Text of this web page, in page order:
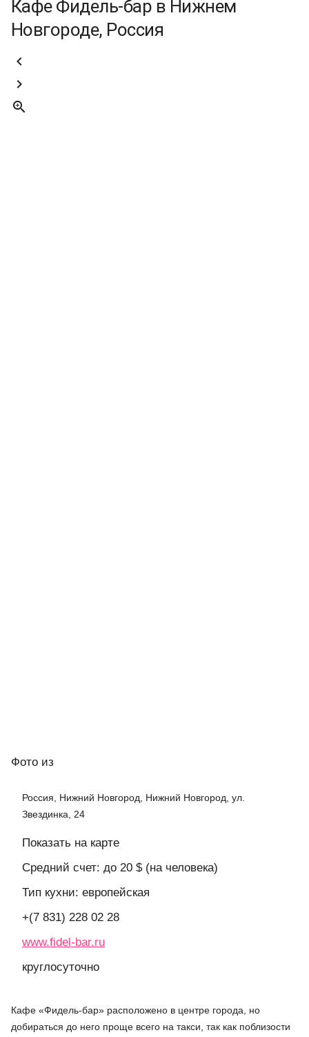
Кафе Фидель-бар в Нижнем
Новгороде, Россия



Фото из
Россия, Нижний Новгород, Нижний Новгород, ул.
Звездинка, 24
Показать на карте
Средний счет: до 20 $ (на человека)
Тип кухни: европейская
+(7 831) 228 02 28
www.fidel-bar.ru
круглосуточно
Кафе «Фидель-бар» расположено в центре города, но
добираться до него проще всего на такси, так как поблизости